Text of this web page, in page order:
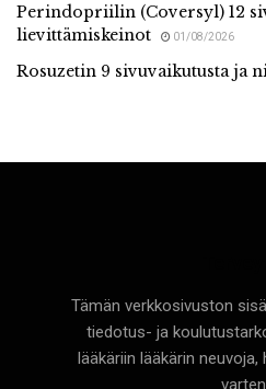
Perindopriilin (Coversyl) 12
lievittämiskeinot
01/08/2026
Rosuzetin 9 sivuvaikutusta ja
Tämän verkkosivuston
tiedotus- ja
lääkäriin lääkärin
varten.